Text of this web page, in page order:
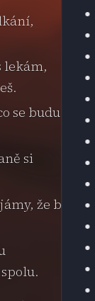
lekám,
se budu
si
že by